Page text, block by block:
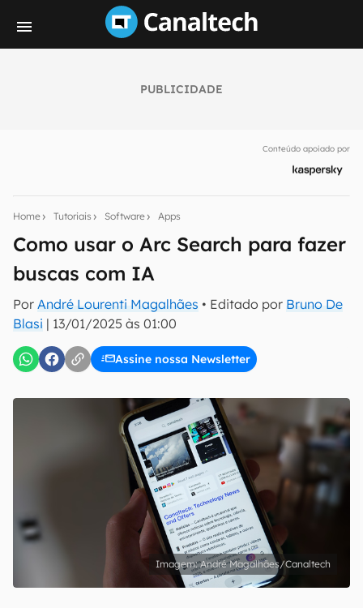
PUBLICIDADE
Conteúdo apoiado por
Home Tutoriais Software Apps
Como usar o Arc Search para fazer
buscas com IA
Por André Lourenti Magalhães • Editado por Bruno De
Blasi | 13/01/2025 às 01:00
Assine nossa Newsletter
notícias e reviews sobre tecnologia em primeira
inscreva-se
Confirmo que li, aceito e concordo com os
André Magalhães/Canaltech